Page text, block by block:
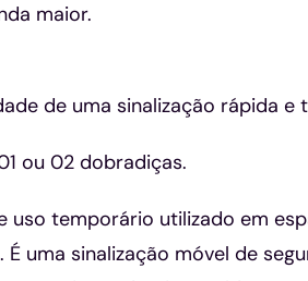
maior.
de uma sinalização rápida e
ou 02 dobradiças.
uso temporário utilizado em
uma sinalização móvel de